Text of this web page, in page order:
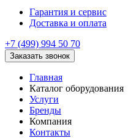
Гарантия и сервис
Доставка и оплата
+7 (499) 994 50 70
Заказать звонок
Главная
Каталог оборудования
Услуги
Бренды
Компания
Контакты